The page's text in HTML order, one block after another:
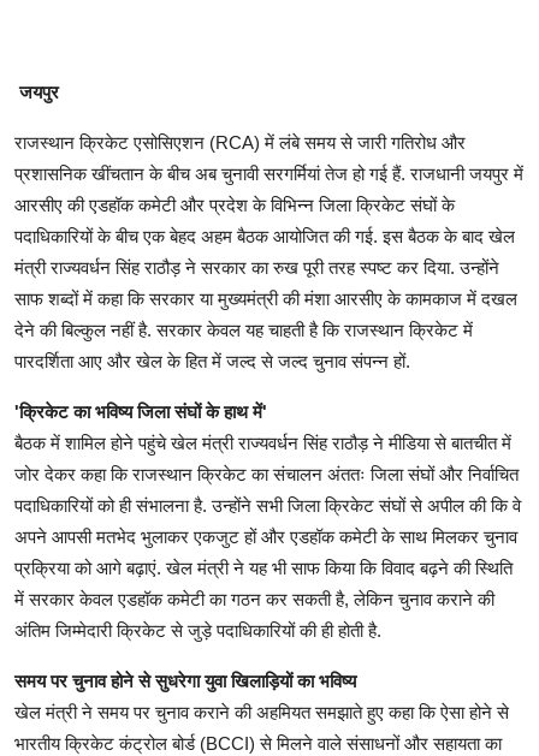
जयपुर
राजस्थान क्रिकेट एसोसिएशन (RCA) में लंबे समय से जारी गतिरोध और
प्रशासनिक खींचतान के बीच अब चुनावी सरगर्मियां तेज हो गई हैं. राजधानी जयपुर में
आरसीए की एडहॉक कमेटी और प्रदेश के विभिन्न जिला क्रिकेट संघों के
पदाधिकारियों के बीच एक बेहद अहम बैठक आयोजित की गई. इस बैठक के बाद खेल
मंत्री राज्यवर्धन सिंह राठौड़ ने सरकार का रुख पूरी तरह स्पष्ट कर दिया. उन्होंने
साफ शब्दों में कहा कि सरकार या मुख्यमंत्री की मंशा आरसीए के कामकाज में दखल
देने की बिल्कुल नहीं है. सरकार केवल यह चाहती है कि राजस्थान क्रिकेट में
पारदर्शिता आए और खेल के हित में जल्द से जल्द चुनाव संपन्न हों.
'क्रिकेट का भविष्य जिला संघों के हाथ में'
बैठक में शामिल होने पहुंचे खेल मंत्री राज्यवर्धन सिंह राठौड़ ने मीडिया से बातचीत में
जोर देकर कहा कि राजस्थान क्रिकेट का संचालन अंततः जिला संघों और निर्वाचित
पदाधिकारियों को ही संभालना है. उन्होंने सभी जिला क्रिकेट संघों से अपील की कि वे
अपने आपसी मतभेद भुलाकर एकजुट हों और एडहॉक कमेटी के साथ मिलकर चुनाव
प्रक्रिया को आगे बढ़ाएं. खेल मंत्री ने यह भी साफ किया कि विवाद बढ़ने की स्थिति
में सरकार केवल एडहॉक कमेटी का गठन कर सकती है, लेकिन चुनाव कराने की
अंतिम जिम्मेदारी क्रिकेट से जुड़े पदाधिकारियों की ही होती है.
समय पर चुनाव होने से सुधरेगा युवा खिलाड़ियों का भविष्य
खेल मंत्री ने समय पर चुनाव कराने की अहमियत समझाते हुए कहा कि ऐसा होने से
भारतीय क्रिकेट कंट्रोल बोर्ड (BCCI) से मिलने वाले संसाधनों और सहायता का